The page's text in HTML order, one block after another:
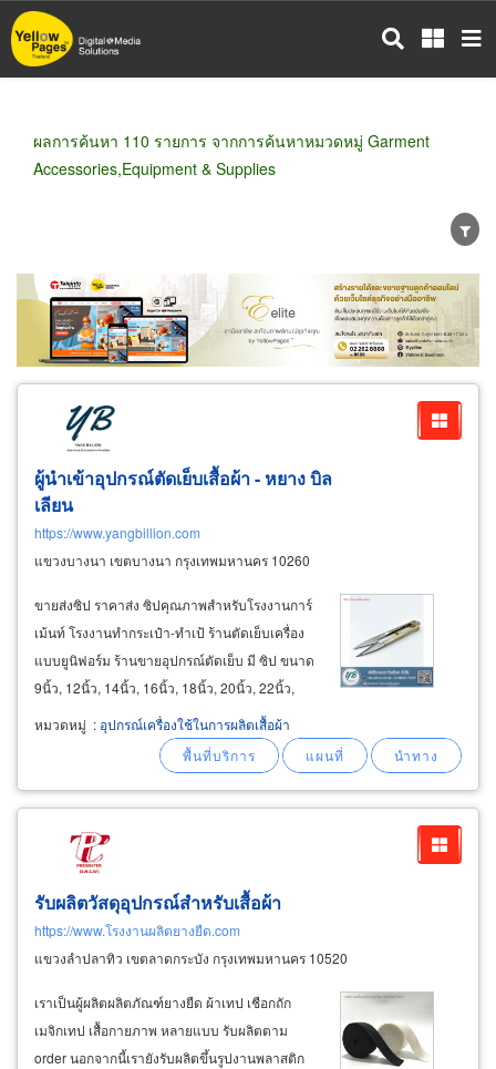
ข้าม
ไป
ผลการค้นหา 110 รายการ จากการค้นหาหมวดหมู่ Garment
Accessories,Equipment & Supplies
ขายส่ง ขายปลีก ผู้ผลิต
ตัวแทนจัดจำหน่าย
ผู้ส่งออก/นำเข้า
ธุรกิจบริการ
ผู้นำเข้าอุปกรณ์ตัดเย็บเสื้อผ้า - หยาง บิล
เลียน
https://www.yangbillion.com
แขวงบางนา เขตบางนา กรุงเทพมหานคร 10260
ขายส่งซิป ราคาส่ง ซิปคุณภาพสำหรับโรงงานการ์
เม้นท์ โรงงานทำกระเป๋า-ทำเป้ ร้านตัดเย็บเครื่อง
แบบยูนิฟอร์ม ร้านขายอุปกรณ์ตัดเย็บ มี ซิป ขนาด
9นิ้ว, 12นิ้ว, 14นิ้ว, 16นิ้ว, 18นิ้ว, 20นิ้ว, 22นิ้ว,
24นิ้ว ประกอบด้วย ซิปซ่อน kk, ok invisible zipper
มีครบทุกเฉดสี ซิปไนล่อน (nylon zipper) ซิปหลา-
หมวดหมู่ : อุปกรณ์เครื่องใช้ในการผลิตเสื้อผ้า
รับผลิตวัสดุอุปกรณ์สำหรับเสื้อผ้า
https://www.โรงงานผลิตยางยืด.com
แขวงลำปลาทิว เขตลาดกระบัง กรุงเทพมหานคร 10520
เราเป็นผู้ผลิตผลิตภัณฑ์ยางยืด ผ้าเทป เชือกถัก
เมจิกเทป เสื้อกายภาพ หลายแบบ รับผลิตตาม
order นอกจากนี้เรายังรับผลิตขึ้นรูปงานพลาสติก